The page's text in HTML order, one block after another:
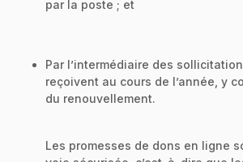
par la poste ; et
Par l’intermédiaire des
reçoivent au cours de l’année, y
du renouvellement.
Les promesses de dons en ligne